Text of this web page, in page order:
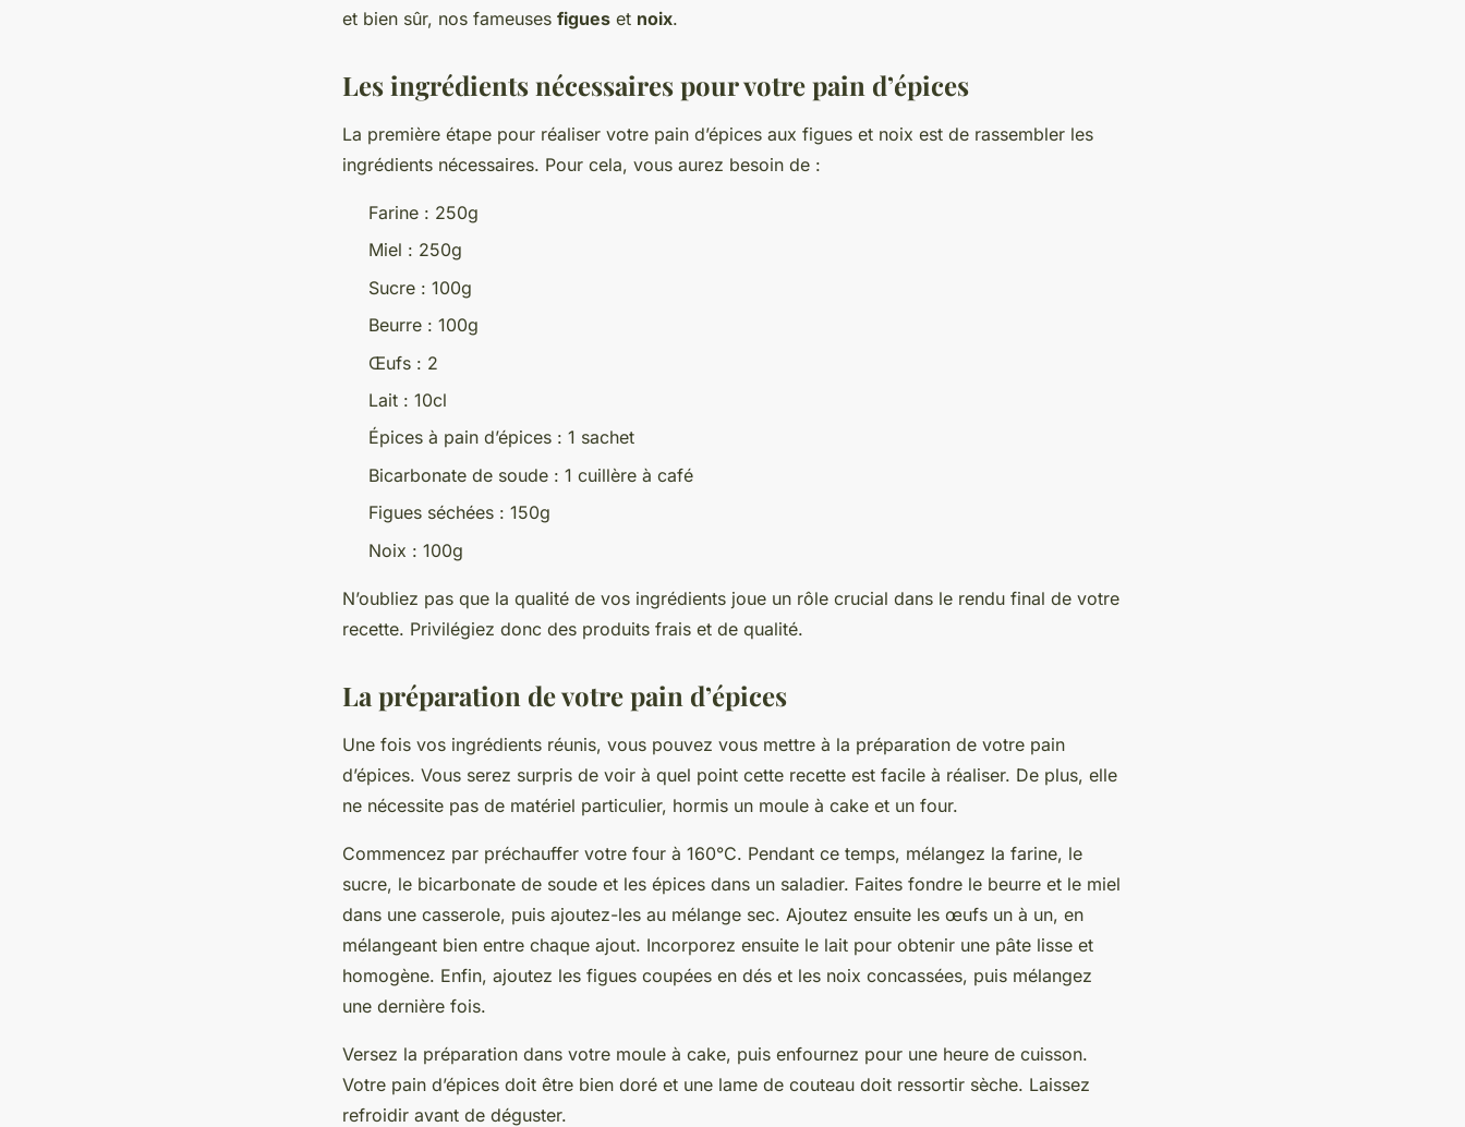
et bien sûr, nos fameuses figues et noix.
Les ingrédients nécessaires pour votre pain d’épices
La première étape pour réaliser votre pain d’épices aux figues et noix est de rassembler les
ingrédients nécessaires. Pour cela, vous aurez besoin de :
Farine : 250g
Miel : 250g
Sucre : 100g
Beurre : 100g
Œufs : 2
Lait : 10cl
Épices à pain d’épices : 1 sachet
Bicarbonate de soude : 1 cuillère à café
Figues séchées : 150g
Noix : 100g
N’oubliez pas que la qualité de vos ingrédients joue un rôle crucial dans le rendu final de votre
recette. Privilégiez donc des produits frais et de qualité.
La préparation de votre pain d’épices
Une fois vos ingrédients réunis, vous pouvez vous mettre à la préparation de votre pain
d’épices. Vous serez surpris de voir à quel point cette recette est facile à réaliser. De plus, elle
ne nécessite pas de matériel particulier, hormis un moule à cake et un four.
Commencez par préchauffer votre four à 160°C. Pendant ce temps, mélangez la farine, le
sucre, le bicarbonate de soude et les épices dans un saladier. Faites fondre le beurre et le miel
dans une casserole, puis ajoutez-les au mélange sec. Ajoutez ensuite les œufs un à un, en
mélangeant bien entre chaque ajout. Incorporez ensuite le lait pour obtenir une pâte lisse et
homogène. Enfin, ajoutez les figues coupées en dés et les noix concassées, puis mélangez
une dernière fois.
Versez la préparation dans votre moule à cake, puis enfournez pour une heure de cuisson.
Votre pain d’épices doit être bien doré et une lame de couteau doit ressortir sèche. Laissez
refroidir avant de déguster.